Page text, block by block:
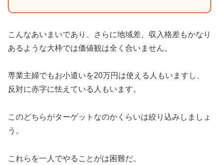
こんなあいまいであり、さらに地域差、収入格差もかなり
あるような大枠では価値観は全く合いません。
専業主婦でもお小遣いを20万円は使える人もいますし、
反対に赤字に怯えている人もいます。
このどちらがターゲットなのかくらいは絞り込みしましょ
う。
これらを一人でやることがは困難だ。